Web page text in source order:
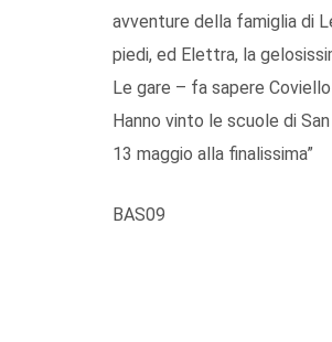
avventure della famiglia di
piedi, ed Elettra, la
Le gare – fa sapere
Hanno vinto le scuole di
13 maggio alla finalissima”
BAS09